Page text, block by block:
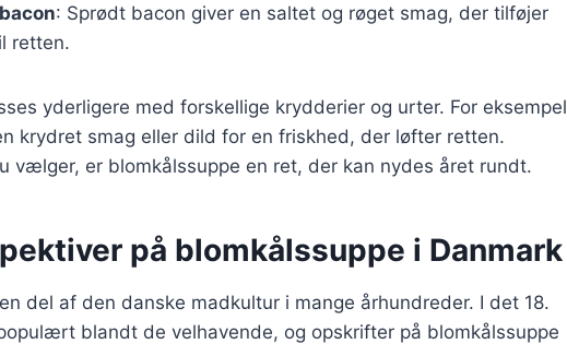
: Sprødt bacon giver en saltet og røget smag, der tilføjer
retten.
yderligere med forskellige krydderier og urter. For eksempel
krydret smag eller dild for en friskhed, der løfter retten.
vælger, er blomkålssuppe en ret, der kan nydes året rundt.
på blomkålssuppe i Danmark
del af den danske madkultur i mange århundreder. I det 18.
blandt de velhavende, og opskrifter på blomkålssuppe